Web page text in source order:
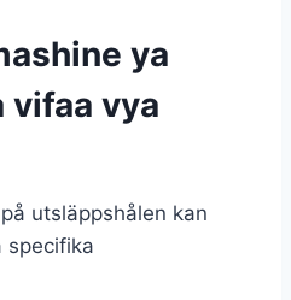
ya
vifaa vya
utsläppshålen kan
specifika